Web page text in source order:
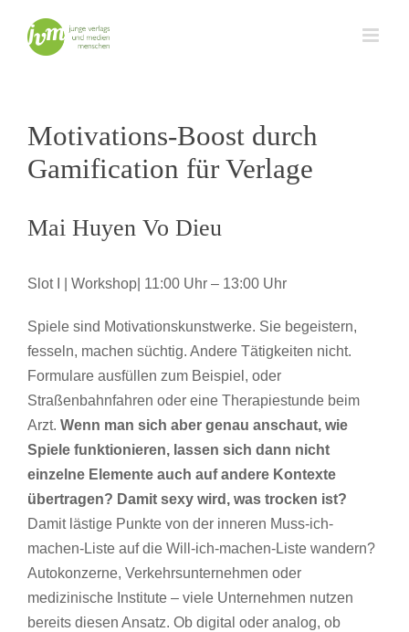
Inhalt
springen
Motivations-Boost durch
Gamification für Verlage
Mai Huyen Vo Dieu
Slot I | Workshop| 11:00 Uhr – 13:00 Uhr
Spiele sind Motivationskunstwerke. Sie begeistern,
fesseln, machen süchtig. Andere Tätigkeiten nicht.
Formulare ausfüllen zum Beispiel, oder
Straßenbahnfahren oder eine Therapiestunde beim
Arzt. Wenn man sich aber genau anschaut, wie
Spiele funktionieren, lassen sich dann nicht
einzelne Elemente auch auf andere Kontexte
übertragen? Damit sexy wird, was trocken ist?
Damit lästige Punkte von der inneren Muss-ich-
machen-Liste auf die Will-ich-machen-Liste wandern?
Autokonzerne, Verkehrsunternehmen oder
medizinische Institute – viele Unternehmen nutzen
bereits diesen Ansatz. Ob digital oder analog, ob